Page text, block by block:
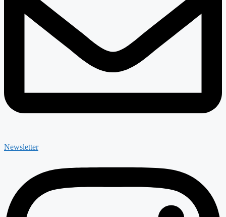
Newsletter